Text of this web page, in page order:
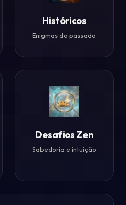
Históricos
Enigmas do passado
Desafios Zen
Sabedoria e intuição